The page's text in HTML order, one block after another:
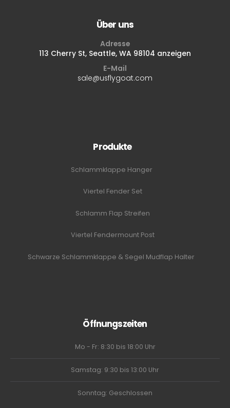
Über uns
Adresse
113 Cherry St, Seattle, WA 98104 anzeigen
E-Mail
sale@usflygoat.com
Produkte
Schlammklappe Hanger
Viertel Fender Set
Schlamm Flap Streifen
Viertel Fendermount Post
Schwarze Schlammklappe & Segel Mudflap Halter
Öffnungszeiten
Mo - Fr: 8:30 bis 18:00 Uhr
Samstag: 9:30 bis 13:00 Uhr
Sonntag: Geschlossen